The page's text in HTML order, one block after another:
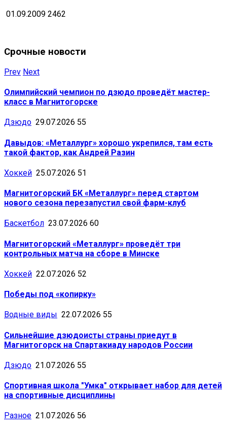
01.09.2009 2462
Срочные новости
Prev Next
Олимпийский чемпион по дзюдо проведёт мастер-
класс в Магнитогорске
Дзюдо 29.07.2026 55
Давыдов: «Металлург» хорошо укрепился, там есть
такой фактор, как Андрей Разин
Хоккей 25.07.2026 51
Магнитогорский БК «Металлург» перед стартом
нового сезона перезапустил свой фарм-клуб
Баскетбол 23.07.2026 60
Магнитогорский «Металлург» проведёт три
контрольных матча на сборе в Минске
Хоккей 22.07.2026 52
Победы под «копирку»
Водные виды 22.07.2026 55
Сильнейшие дзюдоисты страны приедут в
Магнитогорск на Спартакиаду народов России
Дзюдо 21.07.2026 55
Спортивная школа "Умка" открывает набор для детей
на спортивные дисциплины
Разное 21.07.2026 56